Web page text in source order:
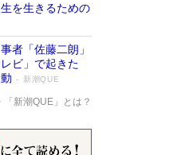
を生きるための
者「佐藤二朗」
ビ」で起きた
新潮QUE
「新潮QUE」とは？